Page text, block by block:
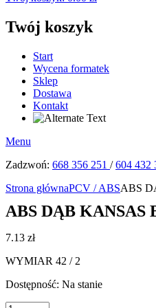
Twój koszyk
Start
Wycena formatek
Sklep
Dostawa
Kontakt
Menu
Zadzwoń: 668 356 251 /604 432
Strona głównaPCV / ABSABS
ABS DĄB KANSAS
7.13 zł
WYMIAR 42 / 2
Dostępność: Na stanie